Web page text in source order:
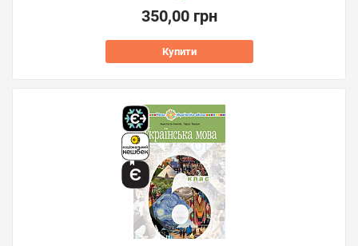
350,00 грн
Купити